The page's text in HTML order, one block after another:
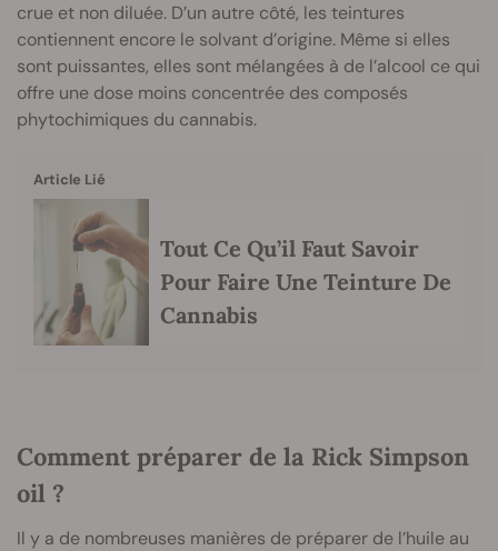
crue et non diluée. D’un autre côté, les teintures
contiennent encore le solvant d’origine. Même si elles
sont puissantes, elles sont mélangées à de l’alcool ce qui
offre une dose moins concentrée des composés
phytochimiques du cannabis.
Article Lié
Tout Ce Qu’il Faut Savoir
Pour Faire Une Teinture De
Cannabis
Comment préparer de la Rick Simpson
oil ?
Il y a de nombreuses manières de préparer de l’huile au